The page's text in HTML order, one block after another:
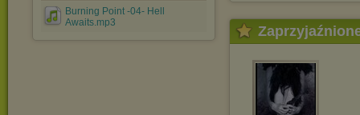
Burning Point -04- Hell
Awaits.mp3